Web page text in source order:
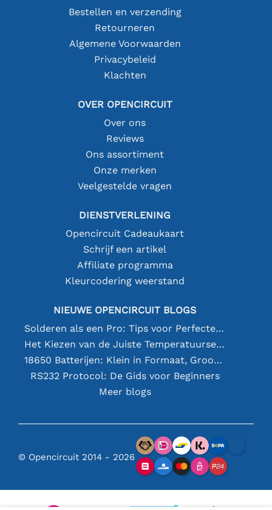
Bestellen en verzending
Retourneren
Algemene Voorwaarden
Privacybeleid
Klachten
OVER OPENCIRCUIT
Over ons
Reviews
Ons assortiment
Onze merken
Veelgestelde vragen
DIENSTVERLENING
Opencircuit Cadeaukaart
Schrijf een artikel
Affiliate programma
Kleurcodering weerstand
NIEUWE OPENCIRCUIT BLOGS
Solderen als een Pro: Tips voor Perfecte Elektronische Verbindingen
Het Kiezen van de Juiste Temperatuursensor [youtube]
18650 Batterijen: Klein in Formaat, Groot in Prestatie
RS232 Protocol: De Gids voor Beginners
Meer blogs
© Opencircuit 2014 - 2026